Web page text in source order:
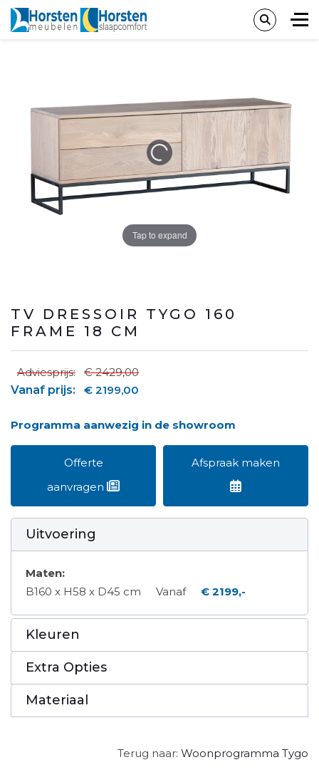
Tap to expand
TV DRESSOIR TYGO 160
FRAME 18 CM
Adviesprijs:
€ 2429,00
Vanaf prijs:
€ 2199,00
Programma aanwezig in de showroom
Offerte
aanvragen
Afspraak maken
Uitvoering
Maten:
B160 x H58 x D45 cm
Vanaf € 2199,-
Kleuren
Extra Opties
Materiaal
Terug naar: Woonprogramma Tygo